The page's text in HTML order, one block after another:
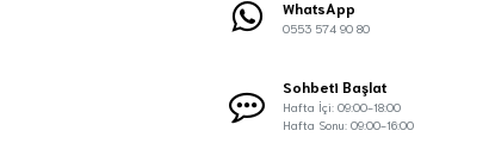
WhatsApp
0553 574 90 80
Sohbeti Başlat
Hafta İçi: 09:00-18:00
Hafta Sonu: 09:00-16:00